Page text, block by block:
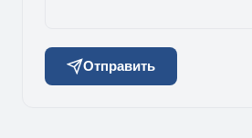
Отправить